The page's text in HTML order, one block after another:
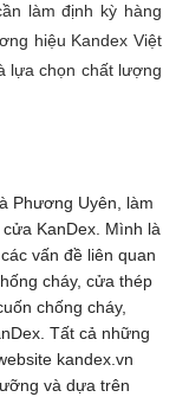
làm định kỳ hàng
hiệu Kandex Việt
lựa chọn chất lượng
Phương Uyên, làm
KanDex. Mình là
vấn đề liên quan
cháy, cửa thép
chống cháy,
Tất cả những
kandex.vn
và dựa trên